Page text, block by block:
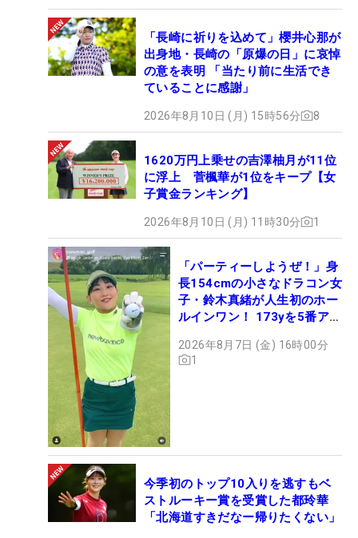
「長崎に祈りを込めて」櫻井心那が
出身地・長崎の「原爆の日」に哀悼
の意を表明 「当たり前に生活でき
ていることに感謝」
2026年8月10日 (月) 15時56分 8
1620万円上乗せの吉澤柚月が11位
に浮上 菅楓華が1位をキープ【女
子賞金ランキング】
2026年8月10日 (月) 11時30分 1
「パーティーしようぜ！」身
長154cmの小さなドラコン女
子・鈴木真緒が人生初のホー
ルインワン！ 173yを5番アイ
2026年8月7日 (金) 16時00分
1
今季初のトップ10入りを逃すもベ
ストルーキー賞を受賞した都玲華
「北海道すきだなー帰りたくない」